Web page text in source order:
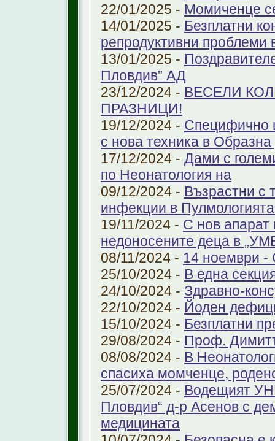
22/01/2025 - Момиченце
14/01/2025 - Безплатни
репродуктивни
13/01/2025 -
Пловдив” АД
23/12/2024 - ВЕСЕЛИ
ПРАЗНИЦИ!
19/12/2024 - Специфично
с нова техника в Образна
17/12/2024 - Дами с
по Неонатология на
09/12/2024 - Възрастни с
инфекции в
19/11/2024 - С нов
недоносените деца в
08/11/2024 - 14 ноември -
25/10/2024 - В една
24/10/2024 - Здравно-
22/10/2024 - Йоден
15/10/2024 - Безплатни
29/08/2024 - Проф.
08/08/2024 - В
спасиха момченце,
25/07/2024 - Водещият
Пловдив“ д-р Асенов с
медицината